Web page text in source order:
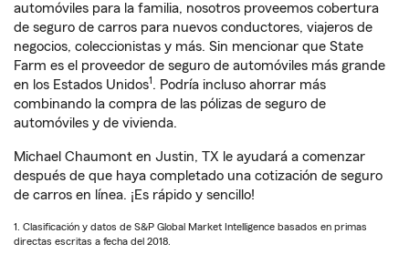
automóviles para la familia, nosotros proveemos cobertura
de seguro de carros para nuevos conductores, viajeros de
negocios, coleccionistas y más. Sin mencionar que State
Farm es el proveedor de seguro de automóviles más grande
en los Estados Unidos1. Podría incluso ahorrar más
combinando la compra de las pólizas de seguro de
automóviles y de vivienda.
Michael Chaumont en Justin, TX le ayudará a comenzar
después de que haya completado una cotización de seguro
de carros en línea. ¡Es rápido y sencillo!
1. Clasificación y datos de S&P Global Market Intelligence basados en primas
directas escritas a fecha del 2018.